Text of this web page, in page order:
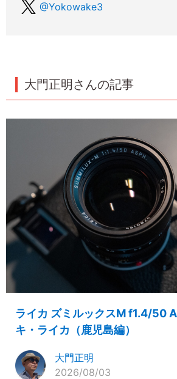
@Yokowake3
大門正明さんの記事
ライカ ズミルックスM f1.4/50
キ・ライカ（鹿児島編）
大門正明
2026/08/03